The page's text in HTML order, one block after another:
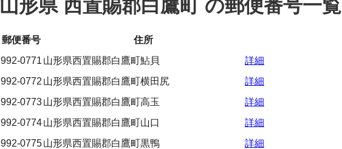
山形県 西置賜郡白鷹町 の郵便番号一覧
郵便番号
住所
992-0771 山形県西置賜郡白鷹町鮎貝
詳細
992-0772 山形県西置賜郡白鷹町横田尻
詳細
992-0773山形県西置賜郡白鷹町高玉
詳細
992-0774山形県西置賜郡白鷹町山口
詳細
992-0775山形県西置賜郡白鷹町黒鴨
詳細